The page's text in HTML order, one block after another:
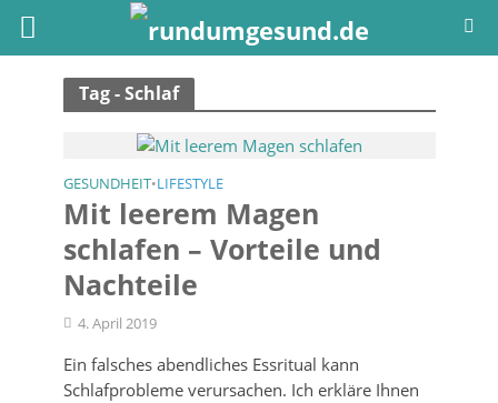
Tag - Schlaf
GESUNDHEIT•LIFESTYLE
Mit leerem Magen
schlafen – Vorteile und
Nachteile
4. April 2019
Ein falsches abendliches Essritual kann
Schlafprobleme verursachen. Ich erkläre Ihnen